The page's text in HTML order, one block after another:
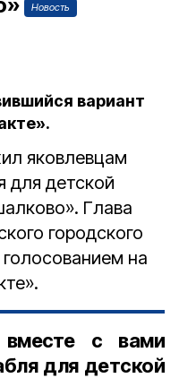
Новость
вариант
яковлевцам
для детской
Глава
городского
голосованием на
с вами
для детской